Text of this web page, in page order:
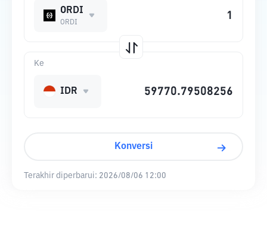
ORDI
ORDI
Ke
IDR
Konversi
Terakhir diperbarui: 2026/08/06 12:00